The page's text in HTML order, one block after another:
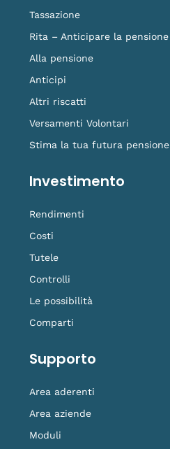
Tassazione
Rita – Anticipare la pensione
Alla pensione
Anticipi
Altri riscatti
Versamenti Volontari
Stima la tua futura pensione
Investimento
Rendimenti
Costi
Tutele
Controlli
Le possibilità
Comparti
Supporto
Area aderenti
Area aziende
Moduli